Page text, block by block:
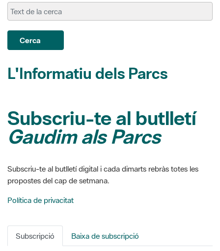
Cerca
L'Informatiu dels Parcs
Subscriu-te al butlletí
Gaudim als Parcs
Subscriu-te al butlletí digital i cada dimarts rebràs totes les
propostes del cap de setmana.
Política de privacitat
Subscripció Baixa de subscripció